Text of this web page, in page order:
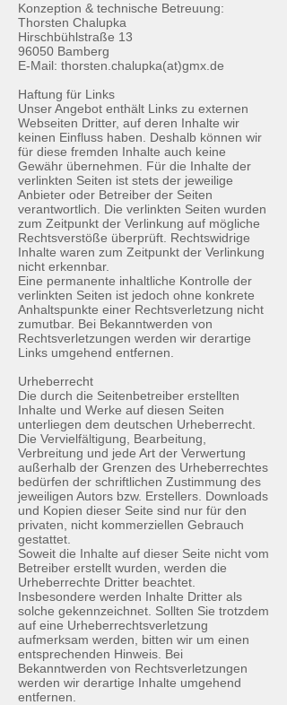
Konzeption & technische Betreuung:
Thorsten Chalupka
Hirschbühlstraße 13
96050 Bamberg
E-Mail: thorsten.chalupka(at)gmx.de
Haftung für Links
Unser Angebot enthält Links zu externen
Webseiten Dritter, auf deren Inhalte wir
keinen Einfluss haben. Deshalb können wir
für diese fremden Inhalte auch keine
Gewähr übernehmen. Für die Inhalte der
verlinkten Seiten ist stets der jeweilige
Anbieter oder Betreiber der Seiten
verantwortlich. Die verlinkten Seiten wurden
zum Zeitpunkt der Verlinkung auf mögliche
Rechtsverstöße überprüft. Rechtswidrige
Inhalte waren zum Zeitpunkt der Verlinkung
nicht erkennbar.
Eine permanente inhaltliche Kontrolle der
verlinkten Seiten ist jedoch ohne konkrete
Anhaltspunkte einer Rechtsverletzung nicht
zumutbar. Bei Bekanntwerden von
Rechtsverletzungen werden wir derartige
Links umgehend entfernen.
Urheberrecht
Die durch die Seitenbetreiber erstellten
Inhalte und Werke auf diesen Seiten
unterliegen dem deutschen Urheberrecht.
Die Vervielfältigung, Bearbeitung,
Verbreitung und jede Art der Verwertung
außerhalb der Grenzen des Urheberrechtes
bedürfen der schriftlichen Zustimmung des
jeweiligen Autors bzw. Erstellers. Downloads
und Kopien dieser Seite sind nur für den
privaten, nicht kommerziellen Gebrauch
gestattet.
Soweit die Inhalte auf dieser Seite nicht vom
Betreiber erstellt wurden, werden die
Urheberrechte Dritter beachtet.
Insbesondere werden Inhalte Dritter als
solche gekennzeichnet. Sollten Sie trotzdem
auf eine Urheberrechtsverletzung
aufmerksam werden, bitten wir um einen
entsprechenden Hinweis. Bei
Bekanntwerden von Rechtsverletzungen
werden wir derartige Inhalte umgehend
entfernen.